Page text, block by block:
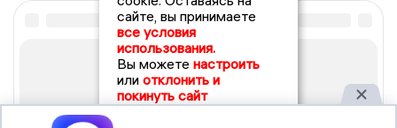
сайте, вы принимаете
все условия
использования.
Вы можете настроить
или отклонить и
покинуть сайт